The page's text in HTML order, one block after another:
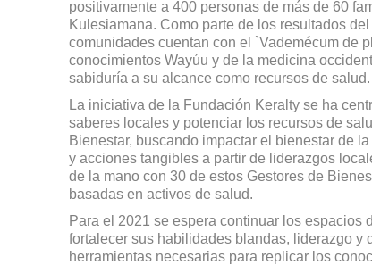
positivamente a 400 personas de más de 60
Kulesiamana. Como parte de los resultados
comunidades cuentan con el `Vademécum de
conocimientos Wayúu y de la medicina
sabiduría a su alcance como recursos de salud.
La iniciativa de la Fundación Keralty se ha
saberes locales y potenciar los recursos de
Bienestar, buscando impactar el bienestar de
y acciones tangibles a partir de liderazgos
de la mano con 30 de estos Gestores de
basadas en activos de salud.
Para el 2021 se espera continuar los
fortalecer sus habilidades blandas, liderazgo y
herramientas necesarias para replicar los